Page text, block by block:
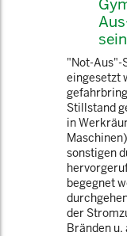
"Not-Aus"-
eingesetzt
Stillstand
in
sonstigen
begegnet
der
Bränden